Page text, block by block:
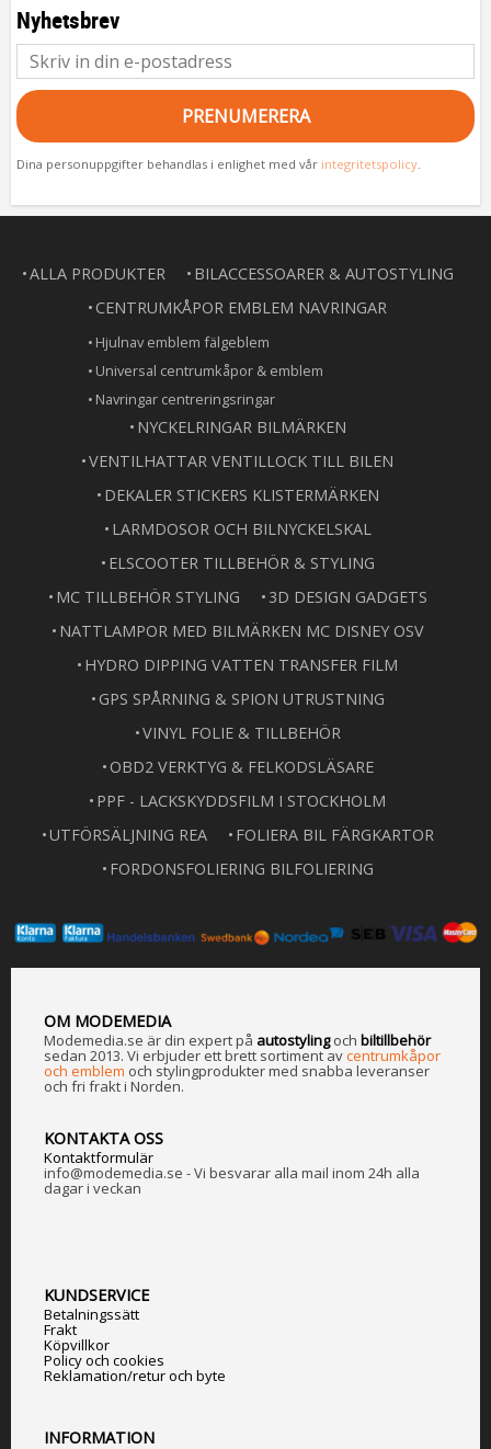
Nyhetsbrev
PRENUMERERA
Dina personuppgifter behandlas i enlighet med vår integritetspolicy
ALLA PRODUKTER
BILACCESSOARER & AUTOSTYLING
CENTRUMKÅPOR EMBLEM NAVRINGAR
Hjulnav emblem fälgeblem
Universal centrumkåpor & emblem
Navringar centreringsringar
NYCKELRINGAR BILMÄRKEN
VENTILHATTAR VENTILLOCK TILL BILEN
DEKALER STICKERS KLISTERMÄRKEN
LARMDOSOR OCH BILNYCKELSKAL
ELSCOOTER TILLBEHÖR & STYLING
MC TILLBEHÖR STYLING
3D DESIGN GADGETS
NATTLAMPOR MED BILMÄRKEN MC DISNEY OSV
HYDRO DIPPING VATTEN TRANSFER FILM
GPS SPÅRNING & SPION UTRUSTNING
VINYL FOLIE & TILLBEHÖR
OBD2 VERKTYG & FELKODSLÄSARE
PPF - LACKSKYDDSFILM I STOCKHOLM
UTFÖRSÄLJNING REA
FOLIERA BIL FÄRGKARTOR
FORDONSFOLIERING BILFOLIERING
OM MODEMEDIA
Modemedia.se är din expert på autostylingoch biltillbehör
sedan 2013. Vi erbjuder ett brett sortiment avcentrumkåpor
och emblem och stylingprodukter med snabba leveranser
och fri frakt i Norden.
KONTAKTA OSS
Kontaktformulär
info@modemedia.se - Vi besvarar alla mail inom 24h alla
dagar i veckan
KUNDSERVICE
Betalningssätt
Frakt
Köpvillkor
Policy och cookies
Reklamation/retur och byte
INFORMATION